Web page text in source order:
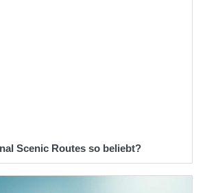
Scenic Routes so beliebt?